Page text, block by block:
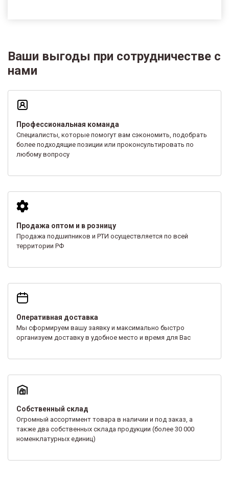
Ваши выгоды при сотрудничестве с
нами
Профессиональная команда
Специалисты, которые помогут вам сэкономить, подобрать
более подходящие позиции или проконсультировать по
любому вопросу
Продажа оптом и в розницу
Продажа подшипников и РТИ осуществляется по всей
территории РФ
Оперативная доставка
Мы сформируем вашу заявку и максимально быстро
организуем доставку в удобное место и время для Вас
Собственный склад
Огромный ассортимент товара в наличии и под заказ, а
также два собственных склада продукции (более 30 000
номенклатурных единиц)